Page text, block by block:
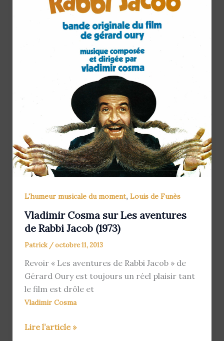
L'humeur musicale du moment, Louis de Funès
Vladimir Cosma sur Les aventures
de Rabbi Jacob (1973)
Patrick /octobre 11, 2013
Revoir « Les aventures de Rabbi Jacob » de
Gérard Oury est toujours un réel plaisir tant
le film est drôle et
Vladimir Cosma
Vladimir
Lire l’article »